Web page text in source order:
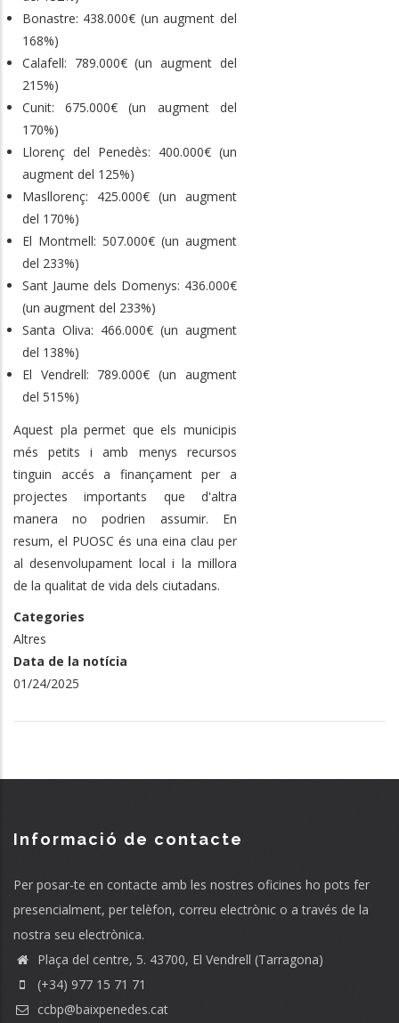
Bonastre: 438.000€ (un augment del
168%)
Calafell: 789.000€ (un augment del
215%)
Cunit: 675.000€ (un augment del
170%)
Llorenç del Penedès: 400.000€ (un
augment del 125%)
Masllorenç: 425.000€ (un augment
del 170%)
El Montmell: 507.000€ (un augment
del 233%)
Sant Jaume dels Domenys: 436.000€
(un augment del 233%)
Santa Oliva: 466.000€ (un augment
del 138%)
El Vendrell: 789.000€ (un augment
del 515%)
Aquest pla permet que els municipis
més petits i amb menys recursos
tinguin accés a finançament per a
projectes importants que d'altra
manera no podrien assumir. En
resum, el PUOSC és una eina clau per
al desenvolupament local i la millora
de la qualitat de vida dels ciutadans.
Categories
Altres
Data de la notícia
01/24/2025
Informació de contacte
Per posar-te en contacte amb les nostres oficines ho pots fer
presencialment, per telèfon, correu electrònic o a través de la
nostra seu electrònica.
Plaça del centre, 5. 43700, El Vendrell (Tarragona)
(+34) 977 15 71 71
ccbp@baixpenedes.cat